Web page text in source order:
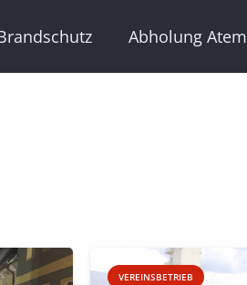
Abholung
VEREINSBETRIEB